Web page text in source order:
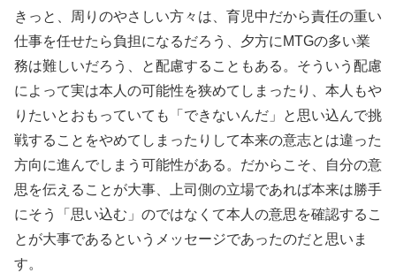
きっと、周りのやさしい方々は、育児中だから責任の重い
仕事を任せたら負担になるだろう、夕方にMTGの多い業
務は難しいだろう、と配慮することもある。そういう配慮
によって実は本人の可能性を狭めてしまったり、本人もや
りたいとおもっていても「できないんだ」と思い込んで挑
戦することをやめてしまったりして本来の意志とは違った
方向に進んでしまう可能性がある。だからこそ、自分の意
思を伝えることが大事、上司側の立場であれば本来は勝手
にそう「思い込む」のではなくて本人の意思を確認するこ
とが大事であるというメッセージであったのだと思いま
す。